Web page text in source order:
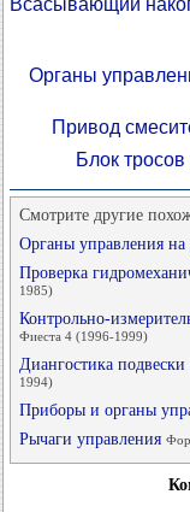
Всасывающий
Органы
Привод
Блок
Смотрите другие
Органы управления на
Проверка
1985)
Контрольно-
Фиеста 4 (1996-1999)
Диангостика
1994)
Приборы и органы
Рычаги управления